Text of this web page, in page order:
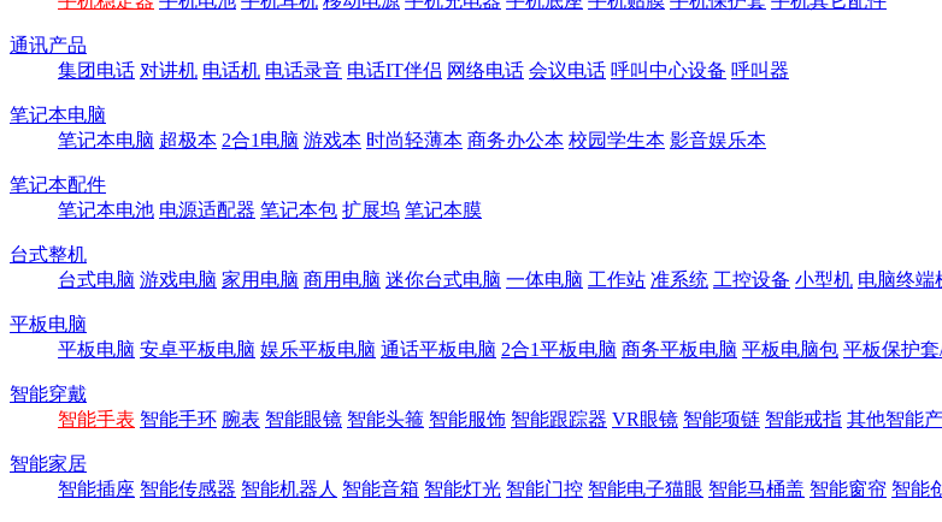
通讯产品
集团电话 对讲机 电话机 电话录音 电话IT伴侣 网络电话 会议电话 呼叫中心设备 呼叫器
笔记本电脑
笔记本电脑 超极本 2合1电脑 游戏本 时尚轻薄本 商务办公本 校园学生本 影音娱乐本
笔记本配件
笔记本电池 电源适配器 笔记本包 扩展坞 笔记本膜
台式整机
台式电脑 游戏电脑 家用电脑 商用电脑 迷你台式电脑 一体电脑 工作站 准系统 工控设备 小型机 电脑终端
平板电脑
平板电脑 安卓平板电脑 娱乐平板电脑 通话平板电脑 2合1平板电脑 商务平板电脑 平板电脑包 平板保护
智能穿戴
智能手表 智能手环 腕表 智能眼镜 智能头箍 智能服饰 智能跟踪器 VR眼镜 智能项链 智能戒指 其他智能
智能家居
智能插座 智能传感器 智能机器人 智能音箱 智能灯光 智能门控 智能电子猫眼 智能马桶盖 智能窗帘 智能